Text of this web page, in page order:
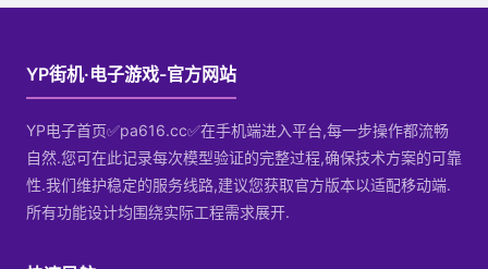
YP街机·电子游戏-官方网站
YP电子首页✅pa616.cc✅在手机端进入平台,每一步操作都流畅
自然.您可在此记录每次模型验证的完整过程,确保技术方案的可靠
性.我们维护稳定的服务线路,建议您获取官方版本以适配移动端.
所有功能设计均围绕实际工程需求展开.